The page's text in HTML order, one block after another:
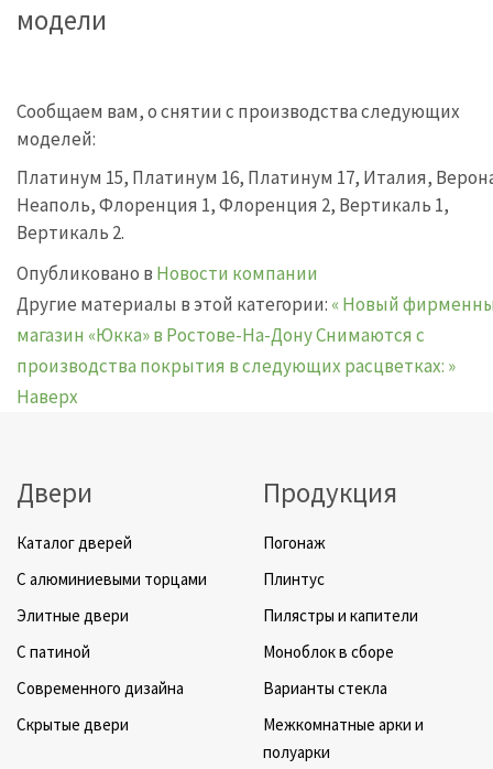
модели
Сообщаем вам, о снятии с производства следующих
моделей:
Платинум 15, Платинум 16, Платинум 17, Италия,
Неаполь, Флоренция 1, Флоренция 2, Вертикаль 1,
Вертикаль 2.
Опубликовано в Новости компании
Другие материалы в этой категории: « Новый
магазин «Юкка» в Ростове-На-ДонуСнимаются с
производства покрытия в следующих расцветках: »
Наверх
Двери
Каталог дверей
C алюминиевыми торцами
Элитные двери
C патиной
Cовременного дизайна
Скрытые двери
Продукция
Погонаж
Плинтус
Пилястры и капители
Моноблок в сборе
Варианты стекла
Межкомнатные арки и
полуарки